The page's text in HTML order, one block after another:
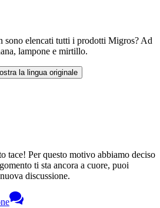
sono elencati tutti i prodotti Migros? Ad
lampone e mirtillo.
la lingua originale
tace! Per questo motivo abbiamo deciso
ti sta ancora a cuore, puoi
discussione.